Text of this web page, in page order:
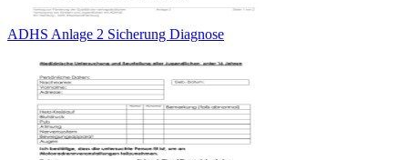
ADHS Anlage 2 Sicherung Diagnose